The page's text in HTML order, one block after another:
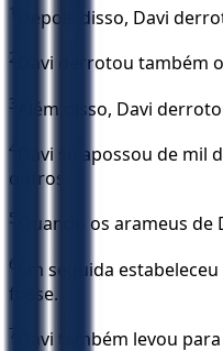
1 Depois disso, Davi
2 Davi derrotou também
3 Além disso, Davi
4
Davi se apossou de
outros.
5 Quando os arameus
6
Em seguida
fosse.
7 Davi também levou